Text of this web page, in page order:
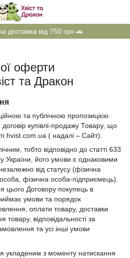
доставка від 750 грн 🚗
оферти
та Дракон
та публічною пропозицією
купівлі-продажу Товару, що
hvist.com.ua ( надалі – Сайт).
тобто відповідно до статті 633
України, його умови є однаковими
від статусу (фізична
фізична особа-підприємець).
цього Договору покупець в
умови та порядок
оплати товару, доставки
товару, відповідальності за
та усі інші умови
укладеним з моменту натискання